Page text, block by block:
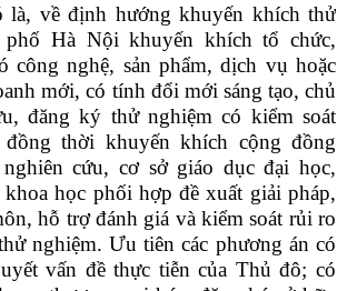
là, về định hướng khuyến khích thử
phố Hà Nội khuyến khích tổ chức,
công nghệ, sản phẩm, dịch vụ hoặc
mới, có tính đổi mới sáng tạo, chủ
đăng ký thử nghiệm có kiểm soát
thời khuyến khích cộng đồng
cứu, cơ sở giáo dục đại học,
học phối hợp đề xuất giải pháp,
hỗ trợ đánh giá và kiểm soát rủi ro
nghiệm. Ưu tiên các phương án có
vấn đề thực tiễn của Thủ đô; có